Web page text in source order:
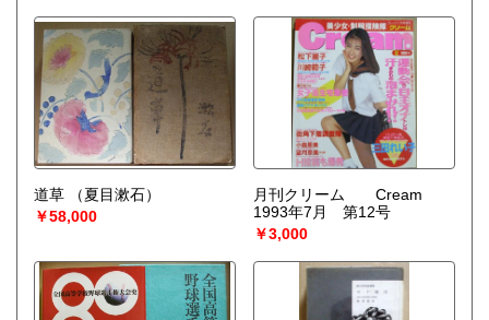
道草
（夏目漱石）
￥58,000
月刊クリーム Cream
1993年7月 第12号
￥3,000